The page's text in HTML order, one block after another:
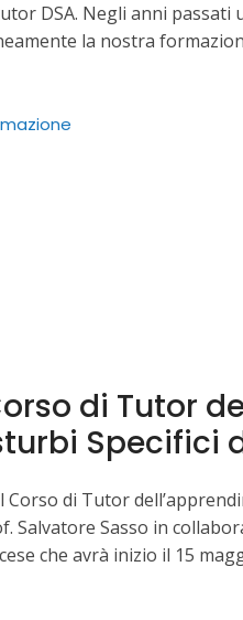
DSA. Negli anni
la nostra
di Tutor
Specifici
di Tutor
Salvatore Sasso in
che avrà inizio il 15